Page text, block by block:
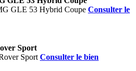
Consulter le
Sport
Consulter le bien